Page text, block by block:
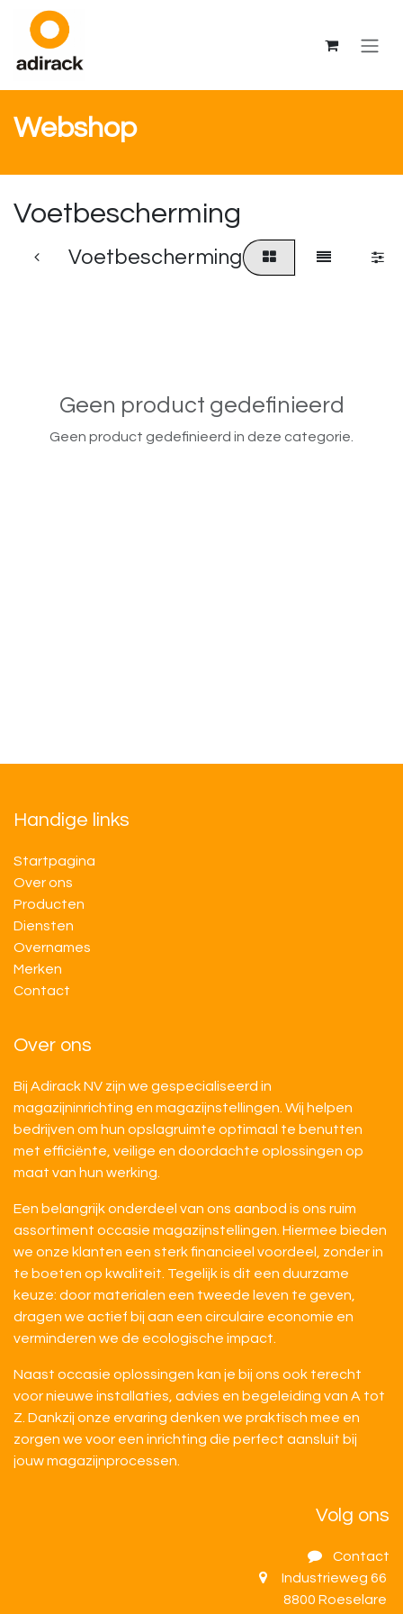
Overslaan naar inhoud
Webshop
Voetbescherming
Voetbescherming
Geen product gedefinieerd
Geen product gedefinieerd in deze categorie.
Handige links
Startpagina
Over ons
Producten
Diensten
Overnames
M​​erken
Contact
Over ons
Bij Adirack NV zijn we gespecialiseerd in
magazijninrichting en magazijnstellingen. Wij helpen
bedrijven om hun opslagruimte optimaal te benutten
met efficiënte, veilige en doordachte oplossingen op
maat van hun werking.
Een belangrijk onderdeel van ons aanbod is ons ruim
assortiment occasie magazijnstellingen. Hiermee bieden
we onze klanten een sterk financieel voordeel, zonder in
te boeten op kwaliteit. Tegelijk is dit een duurzame
keuze: door materialen een tweede leven te geven,
dragen we actief bij aan een circulaire economie en
verminderen we de ecologische impact.
Naast occasie oplossingen kan je bij ons ook terecht
voor nieuwe installaties, advies en begeleiding van A tot
Z. Dankzij onze ervaring denken we praktisch mee en
zorgen we voor een inrichting die perfect aansluit bij
jouw magazijnprocessen.
Volg ons
Contact
Industrieweg 66
8800 Roeselare